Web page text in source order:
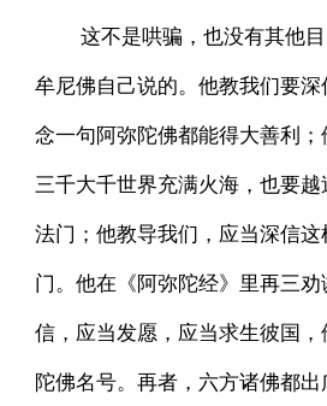
这不是哄骗，也没有其他
牟尼佛自己说的。他教我们要
念一句阿弥陀佛都能得大善利
三千大千世界充满火海，也要
法门；他教导我们，应当深信
门。他在《阿弥陀经》里再三劝
信，应当发愿，应当求生彼国
陀佛名号。再者，六方诸佛都